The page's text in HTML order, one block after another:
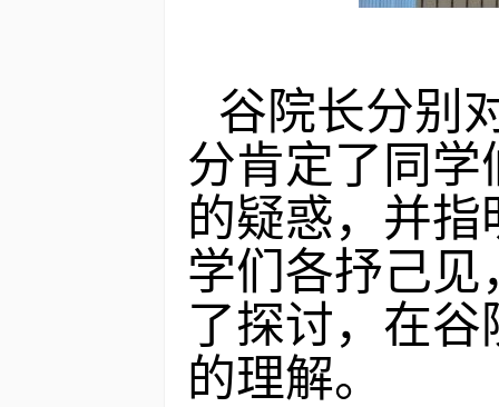
谷院长分别
分肯定了同
的疑惑，并
学们各抒己
了探讨，在
的理解。